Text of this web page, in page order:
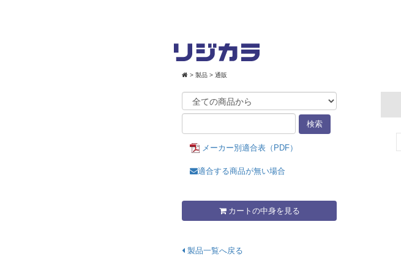
> 製品 > 通販
メーカー別適合表（PDF）
適合する商品が無い場合
カートの中身を見る
製品一覧へ戻る